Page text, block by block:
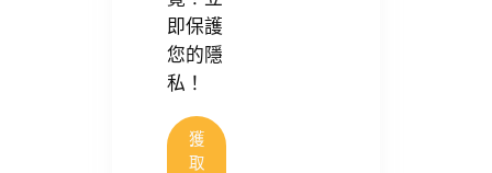
即保護
您的隱
私！
獲
取